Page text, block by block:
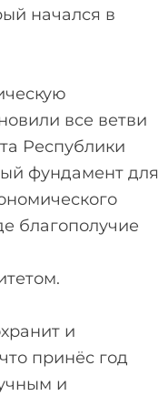
начался в
все ветви
Республики
фундамент для
благополучие
и
принёс год
и